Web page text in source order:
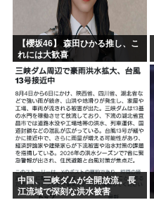
【櫻坂46】 森田ひかる推し、こ
れには大歓喜
中国、三峡ダムが全開放流。長
江流域で深刻な洪水被害